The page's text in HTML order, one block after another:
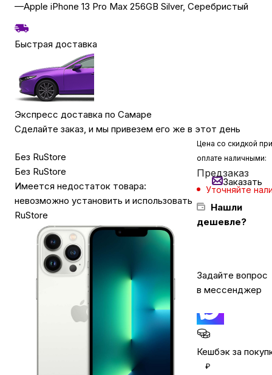
Туризм и отдых
Бытовая техника
Красота и здоровье
Сумки и чемоданы
Для дома и дачи
LEGO
Для домашних питомцев
—Apple iPhone 13 Pro Max 256GB Silver, Серебристый
Быстрая доставка
Экспресс доставка по Самаре
Сделайте заказ, и мы привезем его же в этот день
Без RuStore
Без RuStore
Имеется недостаток товара:
невозможно установить и использовать
RuStore
Цена со скидкой при
оплате наличными:
Предзаказ
Уточняйте
Нашли
дешевле?
Заказать
Задайте вопрос
в мессенджер
Кешбэк за
₽